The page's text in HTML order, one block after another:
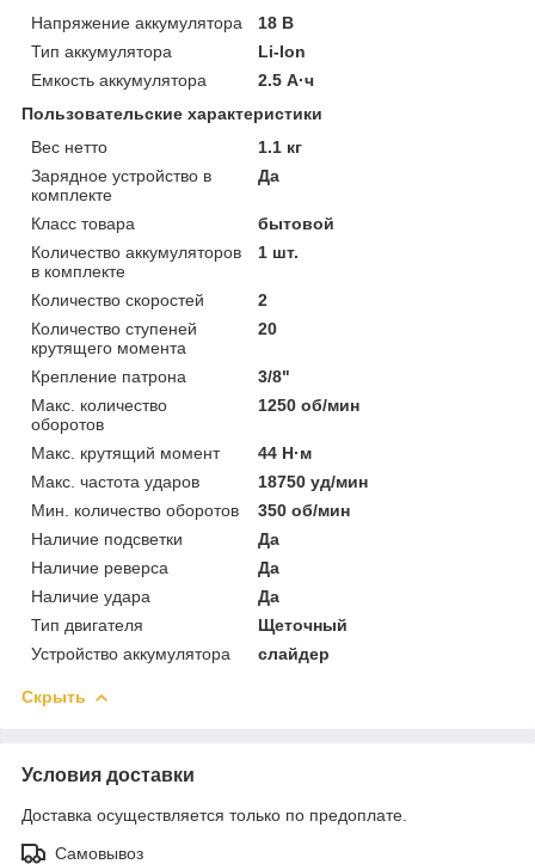
Напряжение аккумулятора
18 В
Тип аккумулятора
Li-Ion
Емкость аккумулятора
2.5 А·ч
Пользовательские характеристики
Вес нетто
1.1 кг
Зарядное устройство в
комплекте
Да
Класс товара
бытовой
Количество аккумуляторов
в комплекте
1 шт.
Количество скоростей
2
Количество ступеней
крутящего момента
20
Крепление патрона
3/8"
Макс. количество
оборотов
1250 об/мин
Макс. крутящий момент
44 Н·м
Макс. частота ударов
18750 уд/мин
Мин. количество оборотов
350 об/мин
Наличие подсветки
Да
Наличие реверса
Да
Наличие удара
Да
Тип двигателя
Щеточный
Устройство аккумулятора
слайдер
Скрыть
Условия доставки
Доставка осуществляется только по предоплате.
Самовывоз